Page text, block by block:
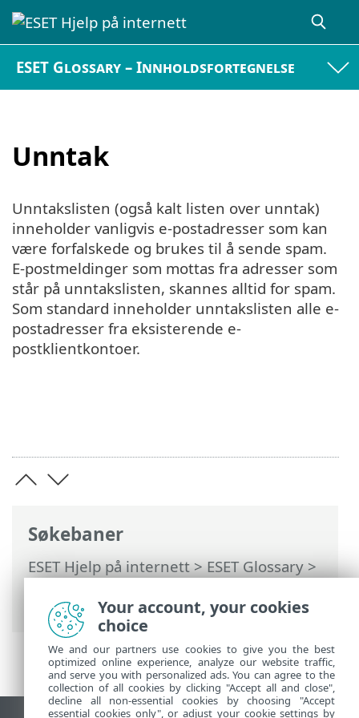
ESET Glossary – Innholdsfortegnelse
Unntak
Søkebaner
ESET Hjelp på internett>ESET Glossary>
> Unntak
Unntakslisten (også kalt listen over unntak)
inneholder vanligvis e-postadresser som kan
være forfalskede og brukes til å sende spam.
E-postmeldinger som mottas fra adresser som
står på unntakslisten, skannes alltid for spam.
Som standard inneholder unntakslisten alle e-
postadresser fra eksisterende e-
postklientkontoer.
Your account, your cookies
choice
We and our partners use cookies to give you the best
optimized online experience, analyze our website traffic,
and serve you with personalized ads. You can agree to the
collection of all cookies by clicking "Accept all and close",
decline all non-essential cookies by choosing "Accept
essential cookies only", or adjust your cookie settings by